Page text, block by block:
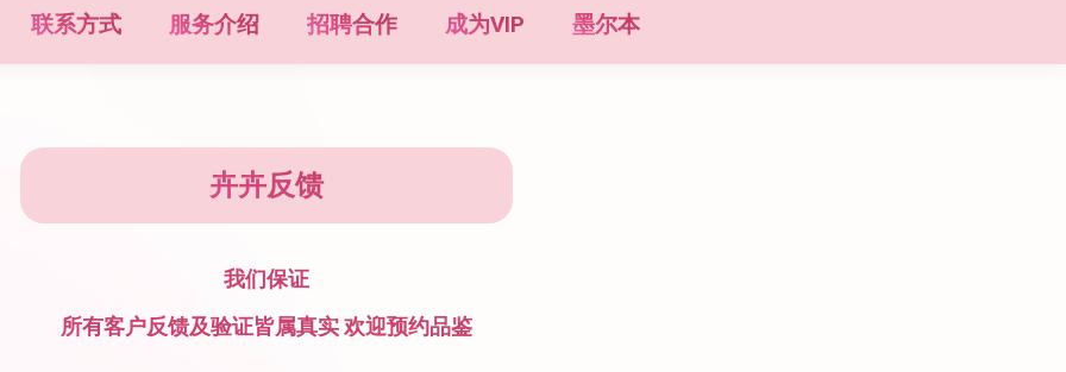
联系方式 服务介绍 招聘合作 成为VIP 墨尔本
卉卉反馈
我们保证
所有客户反馈及验证皆属真实 欢迎预约品鉴